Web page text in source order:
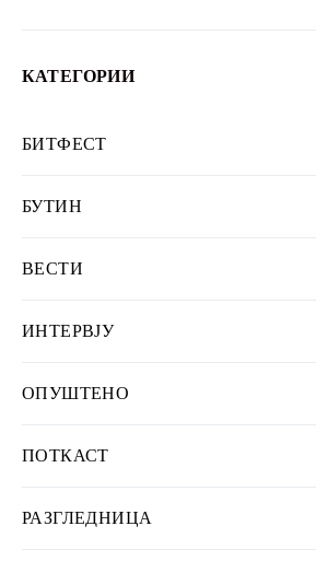
КАТЕГОРИИ
БИТФЕСТ
БУТИН
ВЕСТИ
ИНТЕРВЈУ
ОПУШТЕНО
ПОТКАСТ
РАЗГЛЕДНИЦА